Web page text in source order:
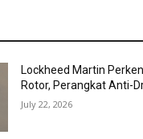
Lockheed Martin
Rotor, Perangkat Anti-
July 22, 2026